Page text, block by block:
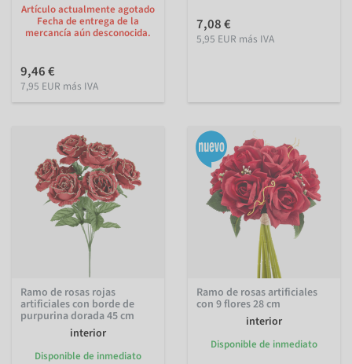
Artículo actualmente agotado
Fecha de entrega de la
mercancía aún desconocida.
9,46 €
7,95 EUR más IVA
7,08 €
5,95 EUR más IVA
Ramo de rosas rojas
artificiales con borde de
purpurina dorada 45 cm
interior
Disponible de inmediato
Ramo de rosas artificiales
con 9 flores 28 cm
interior
Disponible de inmediato